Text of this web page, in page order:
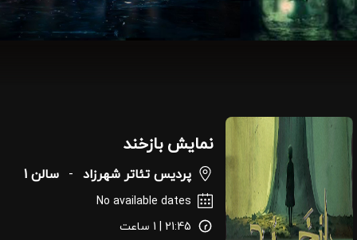
نمایش بازخند
پردیس تئاتر شهرزاد - سالن 1
No available dates
21:45 | 1 ساعت